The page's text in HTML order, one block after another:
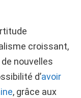
croissant,
nouvelles
d’avoir
, grâce aux